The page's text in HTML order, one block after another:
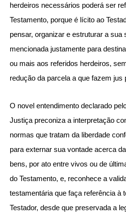
herdeiros necessários poderá ser
Testamento, porque é lícito ao
pensar, organizar e estruturar a
mencionada justamente para
ou mais aos referidos herdeiros,
redução da parcela a que fazem jus
O novel entendimento declarado
Justiça preconiza a interpretação
normas que tratam da liberdade
para externar sua vontade acerca
bens, por ato entre vivos ou de
do Testamento, e, reconhece a
testamentária que faça referência à
Testador, desde que preservada a